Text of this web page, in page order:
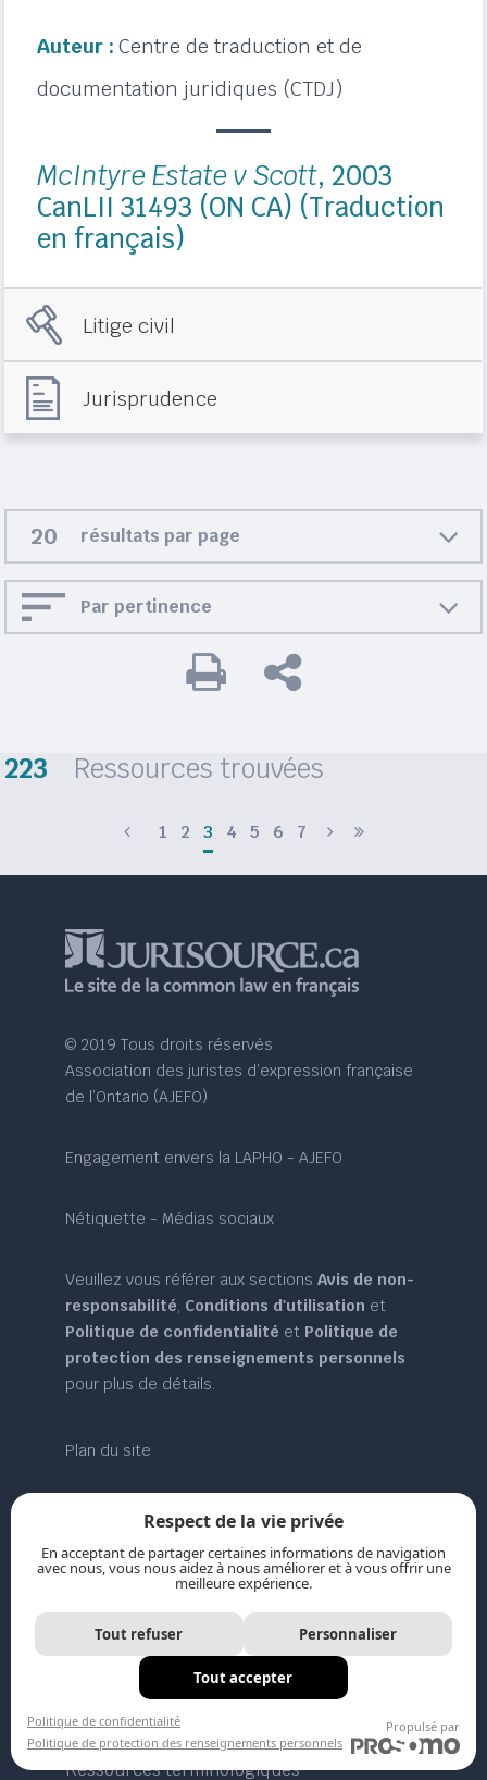
Auteur : Centre de traduction et de
documentation juridiques (CTDJ)
McIntyre Estate v Scott, 2003
CanLII 31493 (ON CA) (Traduction
en français)
Litige civil
Jurisprudence
résultats par page
Par pertinence
223 Ressources trouvées
1 2 3 4 5 6 7
© 2019 Tous droits réservés
Association des juristes d’expression française
de l’Ontario (AJEFO)
Engagement envers la LAPHO - AJEFO
Nétiquette - Médias sociaux
Veuillez vous référer aux sectionsAvis de non-
responsabilité, Conditions d'utilisation et
Politique de confidentialité et Politique de
protection des renseignements personnels
pour plus de détails.
Plan du site
Ressources
Toutes les ressources
Modèles d’actes
Lexiques
Ressources terminologiques
Respect de la vie privée
En acceptant de partager certaines informations de navigation
avec nous, vous nous aidez à nous améliorer et à vous offrir une
meilleure expérience.
Tout refuser Personnaliser
Tout accepter
Politique de confidentialité
Politique de protection des renseignements personnels
Propulsé par